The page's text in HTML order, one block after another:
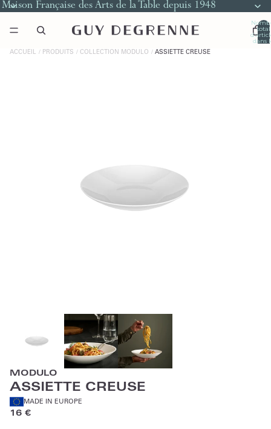
Maison Française des Arts de la Table depuis 1948
total
dans
ACCUEIL PRODUITS COLLECTION MODULO ASSIETTE CREUSE
MODULO
ASSIETTE CREUSE
MADE IN EUROPE
16 €